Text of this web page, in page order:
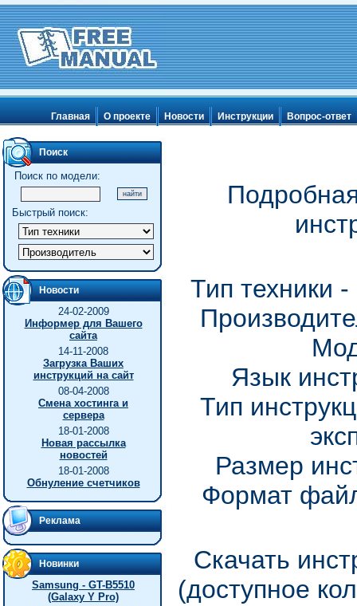
Главная О проекте Новости Инструкции Вопрос-ответ
Поиск
Поиск по модели:
Быстрый поиск:
Новости
24-02-2009
Информер для Вашего
сайта
14-11-2008
Загрузка Ваших
инструкций на сайт
08-04-2008
Смена хостинга и
сервера
18-01-2008
Новая рассылка
новостей
18-01-2008
Обнуление счетчиков
Реклама
Новинки
Samsung - GT-B5510
(Galaxy Y Pro)
Тип техники
Язык
Тип
Размер
Формат
Скачать
(доступное